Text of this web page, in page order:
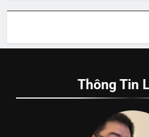
Thông Tin